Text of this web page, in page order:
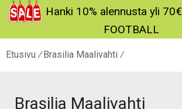
Hanki 10% alennusta yli 70€
FOOTBALL
Etusivu Brasilia Maalivahti
Brasilia Maalivahti